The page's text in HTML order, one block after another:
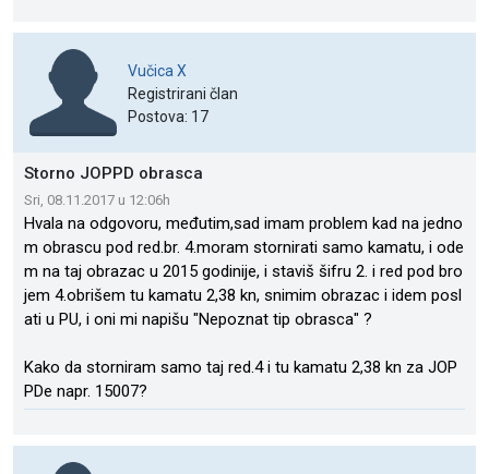
Vučica X
Registrirani član
Postova: 17
Storno JOPPD obrasca
Sri, 08.11.2017 u 12:06h
Hvala na odgovoru, međutim,sad imam problem kad na jedno
m obrascu pod red.br. 4.moram stornirati samo kamatu, i ode
m na taj obrazac u 2015 godinije, i staviš šifru 2. i red pod bro
jem 4.obrišem tu kamatu 2,38 kn, snimim obrazac i idem posl
ati u PU, i oni mi napišu "Nepoznat tip obrasca" ?
Kako da storniram samo taj red.4 i tu kamatu 2,38 kn za JOP
PDe napr. 15007?